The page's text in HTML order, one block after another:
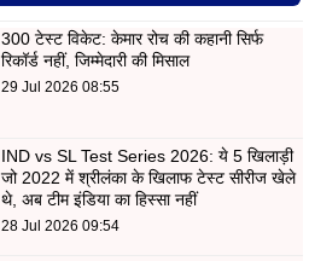
300 टेस्ट विकेट: केमार रोच की कहानी सिर्फ
रिकॉर्ड नहीं, जिम्मेदारी की मिसाल
29 Jul 2026 08:55
IND vs SL Test Series 2026: ये 5 खिलाड़ी
जो 2022 में श्रीलंका के खिलाफ टेस्ट सीरीज खेले
थे, अब टीम इंडिया का हिस्सा नहीं
28 Jul 2026 09:54